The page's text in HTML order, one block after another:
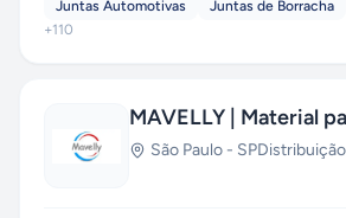
Juntas Automotivas
Juntas de Borracha
+110
MAVELLY | Material
São Paulo - SPDistribuição